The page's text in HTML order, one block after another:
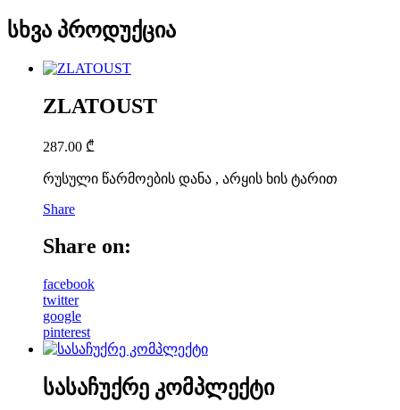
სხვა პროდუქცია
ZLATOUST
287.00 ₾
რუსული წარმოების დანა , არყის ხის ტარით
Share
Share on:
facebook
twitter
google
pinterest
სასაჩუქრე კომპლექტი